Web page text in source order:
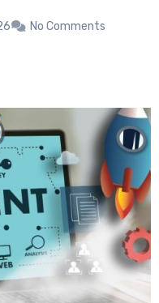
No Comments